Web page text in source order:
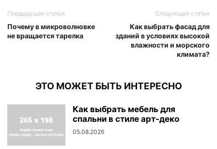
Предыдущая статья
Почему в микроволновке
не вращается тарелка
Следующая статья
Как выбрать фасад для
зданий в условиях высокой
влажности и морского
климата?
ЭТО МОЖЕТ БЫТЬ ИНТЕРЕСНО
Как выбрать мебель для
спальни в стиле арт-деко
05.08.2026